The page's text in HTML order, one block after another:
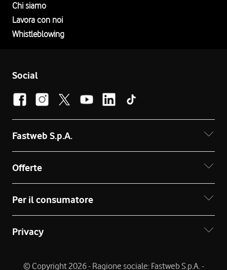
Chi siamo
Lavora con noi
Whistleblowing
Social
Fastweb S.p.A.
Offerte
Per il consumatore
Privacy
© Copyright 2026 - Ragione sociale: Fastweb S.p.A. -